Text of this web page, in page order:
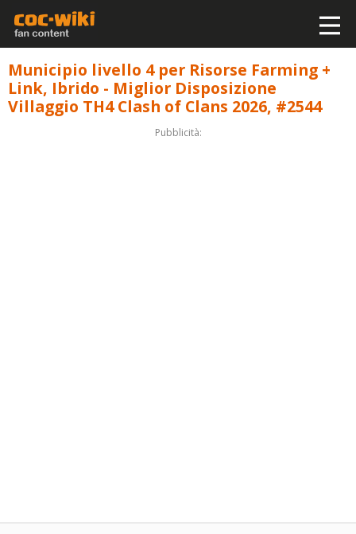
Municipio livello 4 per Risorse Farming +
Link, Ibrido - Miglior Disposizione
Villaggio TH4 Clash of Clans 2026, #2544
Pubblicità: